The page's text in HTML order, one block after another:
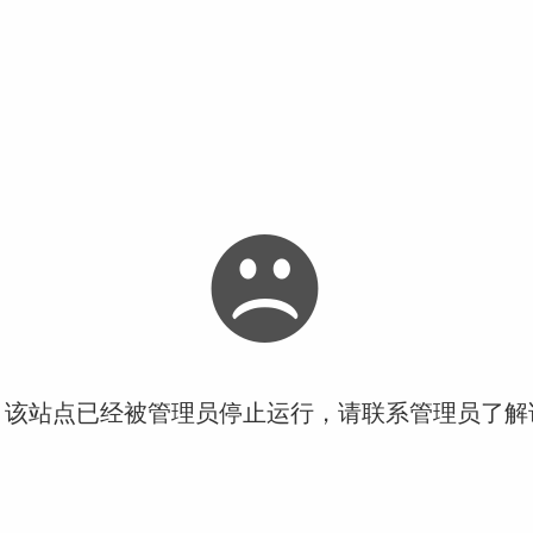
站点已经被管理员停止运行，请联系管理员了